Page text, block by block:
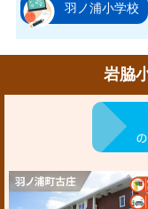
羽ノ浦小学校
岩脇